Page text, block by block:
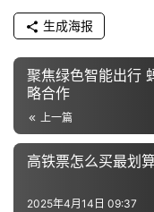
费
生
活
科
技
财
登录
生成海报
聚焦绿色智能出行
略合作
上一篇
高铁票怎么买最划
2025年4月14日 09:37